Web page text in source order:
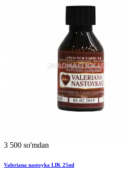
3 500 so'mdan
Valeriana nastoyka LIK 25ml